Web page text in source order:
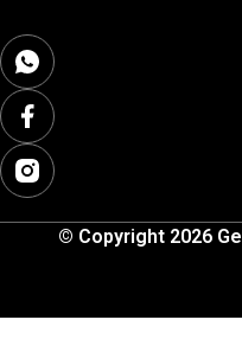
© Copyright 2026